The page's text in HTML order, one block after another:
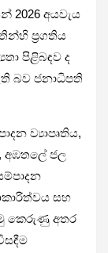
2026 අයවැය
ප්‍රගතිය
පිළිබඳව ද
බව ජනාධිපති
ව්‍යාපෘතිය,
අඹතලේ ජල
සහ
කෙරුණු අතර